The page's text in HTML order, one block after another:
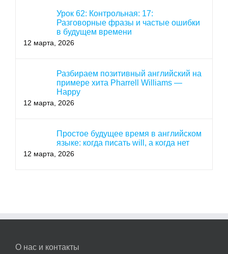
Урок 62: Контрольная: 17:
Разговорные фразы и частые ошибки
в будущем времени
12 марта, 2026
Разбираем позитивный английский на
примере хита Pharrell Williams —
Happy
12 марта, 2026
Простое будущее время в английском
языке: когда писать will, а когда нет
12 марта, 2026
О нас и контакты